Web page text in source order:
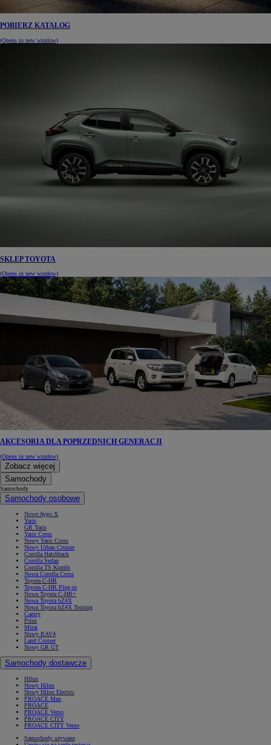
POBIERZ KATALOG
(Opens in new window)
SKLEP TOYOTA
(Opens in new window)
AKCESORIA DLA POPRZEDNICH GENERACJI
(Opens in new window)
Zobacz więcej
Samochody
Samochody
Samochody osobowe
Nowe Aygo X
Yaris
GR Yaris
Yaris Cross
Nowy Yaris Cross
Nowy Urban Cruiser
Corolla Hatchback
Corolla Sedan
Corolla TS Kombi
Nowa Corolla Cross
Toyota C-HR
Toyota C-HR Plug-in
Nowa Toyota C-HR+
Nowa Toyota bZ4X
Nowa Toyota bZ4X Touring
Camry
Prius
Mirai
Nowy RAV4
Land Cruiser
Nowy GR GT
Samochody dostawcze
Hilux
Nowy Hilux
Nowy Hilux Electric
PROACE Max
PROACE
PROACE Verso
PROACE CITY
PROACE CITY Verso
Samochody używane